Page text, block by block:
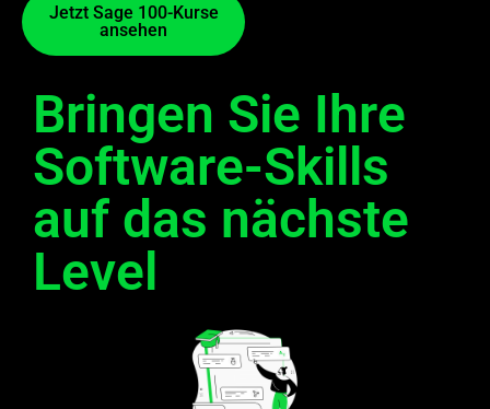
Jetzt Sage 100-Kurse
ansehen​
Bringen Sie Ihre
Software-Skills
auf das nächste
Level